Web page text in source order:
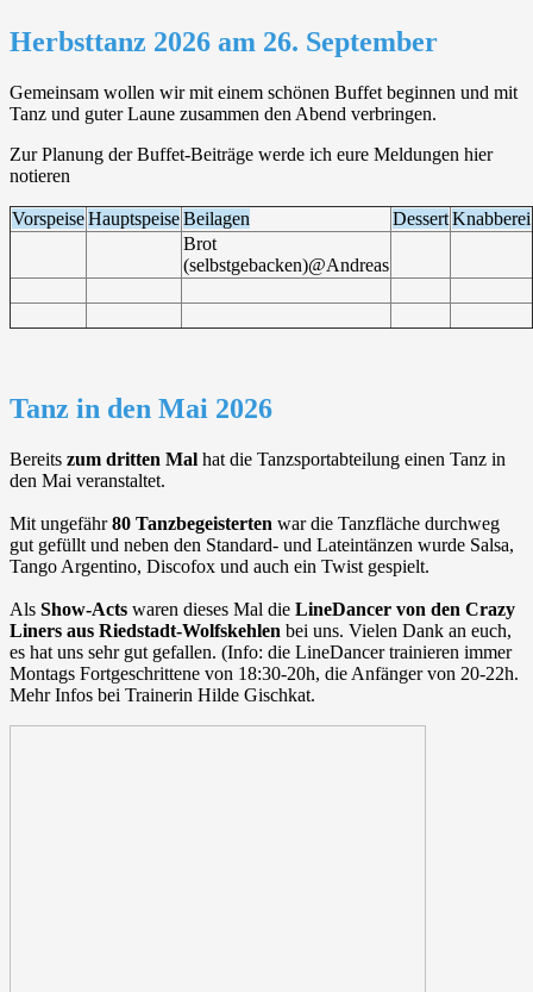
Herbsttanz 2026 am 26. September
Gemeinsam wollen wir mit einem schönen Buffet beginnen und mit
Tanz und guter Laune zusammen den Abend verbringen.
Zur Planung der Buffet-Beiträge werde ich eure Meldungen hier
notieren
VorspeiseHauptspeiseBeilagen DessertKnabberei
Brot
(selbstgebacken)@Andreas
Tanz in den Mai 2026
Bereits zum dritten Mal hat die Tanzsportabteilung einen Tanz in
den Mai veranstaltet.
Mit ungefähr80 Tanzbegeisterten war die Tanzfläche durchweg
gut gefüllt und neben den Standard- und Lateintänzen wurde Salsa,
Tango Argentino, Discofox und auch ein Twist gespielt.
Als Show-Acts waren dieses Mal die LineDancer von den Crazy
Liners aus Riedstadt-Wolfskehlen bei uns. Vielen Dank an euch,
es hat uns sehr gut gefallen. (Info: die LineDancer trainieren immer
Montags Fortgeschrittene von 18:30-20h, die Anfänger von 20-22h.
Mehr Infos bei Trainerin Hilde Gischkat.